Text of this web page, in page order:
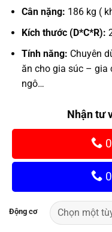
Cân nặng: 186 kg (
Kích thước (D*C*R):
Tính năng: Chuyên
ăn cho gia súc – gia
ngô…
Nhận tư
Động cơ